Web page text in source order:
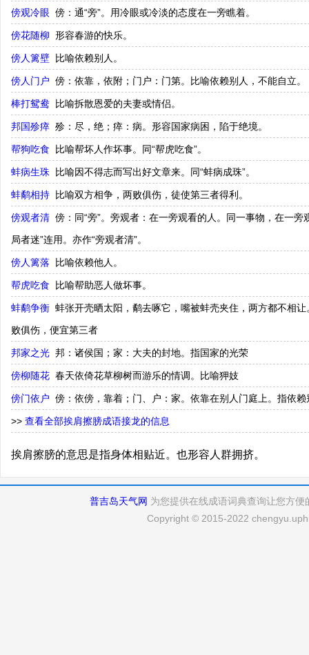
傍观冷眼 傍：通“旁”。用冷眼或冷淡的态度在一旁瞧着。
傍花随柳 形容春游的快乐。
傍人篱壁 比喻依赖别人。
傍人门户 傍：依靠，依附；门户：门第。比喻依赖别人，不能自立。
棒打鸳鸯 比喻拆散恩爱的夫妻或情侣。
邦国殄瘁 殄：尽，绝；瘁：病。形容国家病困，陷于绝境。
帮狗吃食 比喻帮坏人作坏事。同“帮虎吃食”。
蚌病生珠 比喻因不得志而写出好文章来。同“蚌病成珠”。
蚌鹬相持 比喻双方相争，两败俱伤，徒使第三者得利。
傍观者清 傍：同“旁”。旁观者：在一旁观看的人。同一事物，在一
局者迷”连用。亦作“旁观者清”。
傍人篱落 比喻依赖他人。
帮虎吃食 比喻帮助恶人做坏事。
蚌鹬争衡 蚌张开壳晒太阳，鹬去啄它，嘴被蚌壳夹住，两方都不相
败俱伤，便宜第三者
邦家之光 邦：诸侯国；家：大夫的封地。指国家的光荣
傍柳随花 春天依倚花草柳树而游乐的情调。比喻狎妓
傍门依户 傍：依傍，靠着；门、户：家。依靠在别人门庭上。指依
>> 查看全部挨肩擦膀成语接龙的信息
挨肩擦膀的意思是指身体相贴近。也形容人群拥挤。
普吉岛天气网 为您提供在线成语词典查询让您方
Copyright © 2015-2022